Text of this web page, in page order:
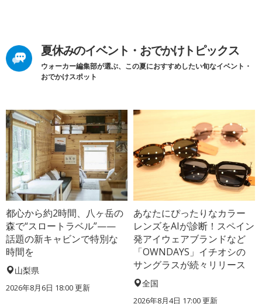
夏休みのイベント・おでかけトピックス
ウォーカー編集部が選ぶ、この夏におすすめしたい旬なイベント・
おでかけスポット
都心から約2時間、八ヶ岳の
森で“スロートラベル”——
話題の新キャビンで特別な
時間を
山梨県
2026年8月6日 18:00更新
あなたにぴったりなカラー
レンズをAIが診断！スペイン
発アイウェアブランドなど
「OWNDAYS」イチオシの
サングラスが続々リリース
全国
2026年8月4日 17:00更新